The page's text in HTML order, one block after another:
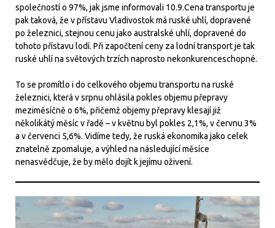
společností o 97%, jak jsme informovali 10.9.Cena transportu je
pak taková, že v přístavu Vladivostok má ruské uhlí, dopravené
po železnici, stejnou cenu jako australské uhlí, dopravené do
tohoto přístavu lodí. Při započtení ceny za lodní transport je tak
ruské uhlí na světových trzích naprosto nekonkurenceschopné.
To se promítlo i do celkového objemu transportu na ruské
železnici, která v srpnu ohlásila pokles objemu přepravy
meziměsíčně o 6%, přičemž objemy přepravy klesají již
několikátý měsíc v řadě – v květnu byl pokles 2,1%, v červnu 3%
a v červenci 5,6%. Vidíme tedy, že ruská ekonomika jako celek
znatelně zpomaluje, a výhled na následující měsíce
nenasvědčuje, že by mělo dojít k jejímu oživení.